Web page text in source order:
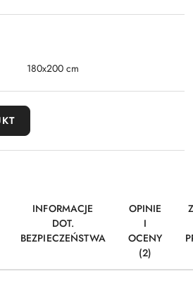
180x200 cm
INFORMACJE
DOT.
BEZPIECZEŃSTWA
OPINIE
I
OCENY
(2)